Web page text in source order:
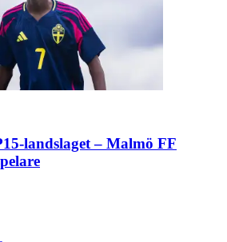
landslaget – Malmö FF